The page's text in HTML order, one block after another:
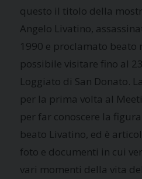
questo il titolo della
Angelo Livatino,
1990 e proclamato beato
possibile visitare fino al
Loggiato di San Donato.
per la prima volta al
per far conoscere la
beato Livatino, ed è
foto e documenti in cui
vari momenti della vita